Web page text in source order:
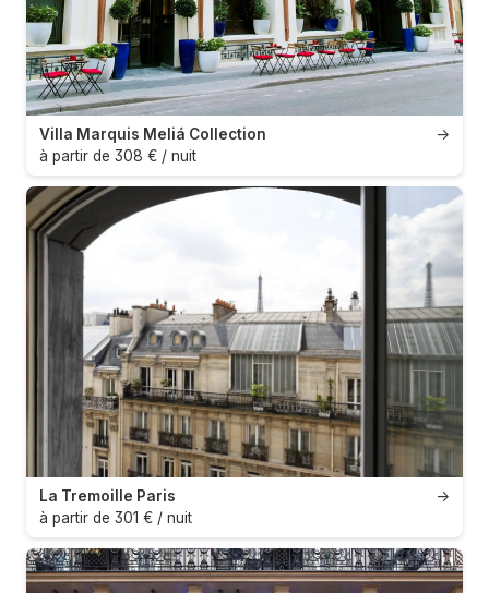
→
Villa Marquis Meliá Collection
à partir de 308 € / nuit
→
La Tremoille Paris
à partir de 301 € / nuit